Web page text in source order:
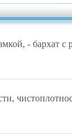
- бархат с